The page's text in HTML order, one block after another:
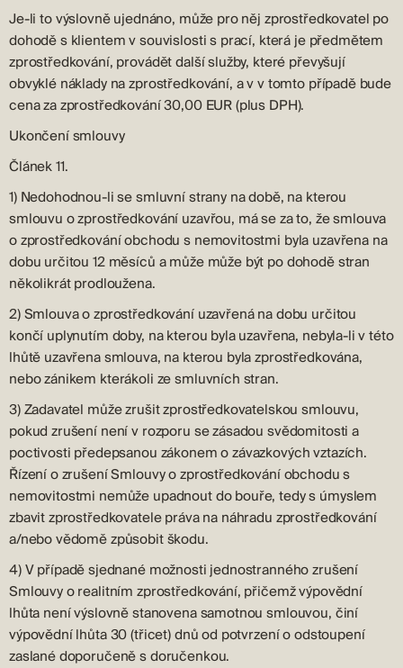
Je-li to výslovně ujednáno, může pro něj zprostředkovatel po
dohodě s klientem v souvislosti s prací, která je předmětem
zprostředkování, provádět další služby, které převyšují
obvyklé náklady na zprostředkování, a v v tomto případě bude
cena za zprostředkování 30,00 EUR (plus DPH).
Ukončení smlouvy
Článek 11.
1) Nedohodnou-li se smluvní strany na době, na kterou
smlouvu o zprostředkování uzavřou, má se za to, že smlouva
o zprostředkování obchodu s nemovitostmi byla uzavřena na
dobu určitou 12 měsíců a může může být po dohodě stran
několikrát prodloužena.
2) Smlouva o zprostředkování uzavřená na dobu určitou
končí uplynutím doby, na kterou byla uzavřena, nebyla-li v této
lhůtě uzavřena smlouva, na kterou byla zprostředkována,
nebo zánikem kterákoli ze smluvních stran.
3) Zadavatel může zrušit zprostředkovatelskou smlouvu,
pokud zrušení není v rozporu se zásadou svědomitosti a
poctivosti předepsanou zákonem o závazkových vztazích.
Řízení o zrušení Smlouvy o zprostředkování obchodu s
nemovitostmi nemůže upadnout do bouře, tedy s úmyslem
zbavit zprostředkovatele práva na náhradu zprostředkování
a/nebo vědomě způsobit škodu.
4) V případě sjednané možnosti jednostranného zrušení
Smlouvy o realitním zprostředkování, přičemž výpovědní
lhůta není výslovně stanovena samotnou smlouvou, činí
výpovědní lhůta 30 (třicet) dnů od potvrzení o odstoupení
zaslané doporučeně s doručenkou.